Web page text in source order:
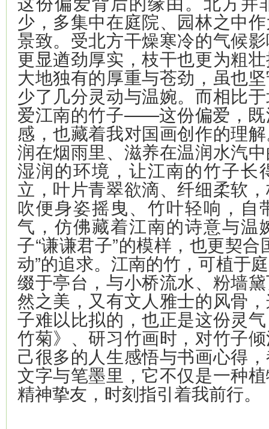
少，多集中在庭院、园林之中
景致。受北方干燥寒冷的气候
更显遒劲厚实，枝干也更为粗
大地独有的厚重与苍劲，虽也
少了几分灵动与温婉。而相比
爱江南的竹子——这份偏爱，既
感，也藏着我对国画创作的理
润在烟雨里、滋养在温润水汽
湿润的环境，让江南的竹子长
立，叶片青翠欲滴、纤细柔软
吹便身姿摇曳、竹叶轻响，自
气，仿佛藏着江南的诗意与温
子“谦谦君子”的模样，也更契
动”的追求。江南的竹，可植于
缀于亭台，与小桥流水、粉墙
然之美，又有文人雅士的风骨
子难以比拟的，也正是这份灵
竹菊》、研习竹画时，对竹子
己很多的人生感悟与书画心得
文字与笔墨里，它不仅是一种
精神挚友，时刻指引着我前行。